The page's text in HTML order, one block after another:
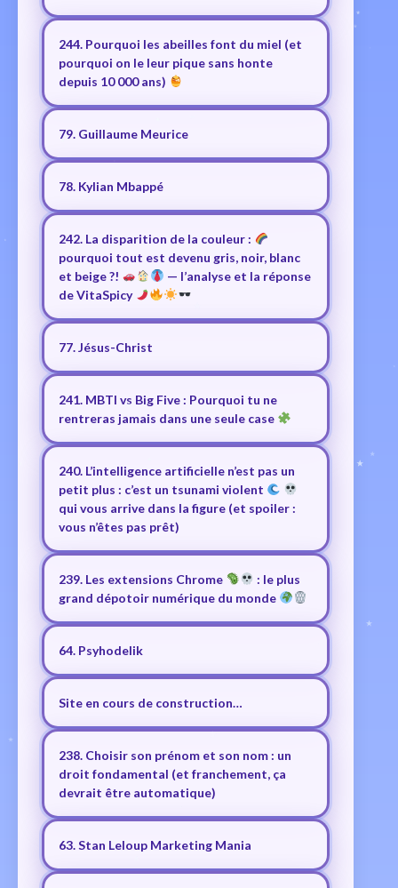
244. Pourquoi les abeilles font du miel (et
pourquoi on le leur pique sans honte
depuis 10 000 ans)
79. Guillaume Meurice
78. Kylian Mbappé
242. La disparition de la couleur :
pourquoi tout est devenu gris, noir, blanc
et beige ?!
— l’analyse et la réponse
de VitaSpicy
77. Jésus-Christ
241. MBTI vs Big Five : Pourquoi tu ne
rentreras jamais dans une seule case
240. L’intelligence artificielle n’est pas un
petit plus : c’est un tsunami violent
qui vous arrive dans la figure (et spoiler :
vous n’êtes pas prêt)
239. Les extensions Chrome
: le plus
grand dépotoir numérique du monde
64. Psyhodelik
Site en cours de construction…
238. Choisir son prénom et son nom : un
droit fondamental (et franchement, ça
devrait être automatique)
63. Stan Leloup Marketing Mania